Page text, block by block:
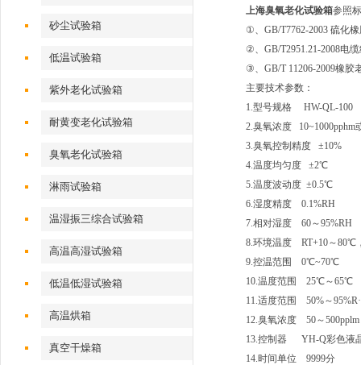
砂尘试验箱
低温试验箱
紫外老化试验箱
耐黄变老化试验箱
臭氧老化试验箱
淋雨试验箱
温湿振三综合试验箱
高温高湿试验箱
低温低湿试验箱
高温烘箱
真空干燥箱
上海臭氧老化试验箱参照
①、GB/T7762-2003 硫化
②、GB/T2951.21-2008电
③、GB/T 11206-2009橡胶
主要技术参数：
1.型号规格 HW-QL-
2.臭氧浓度 10~1000pphm
3.臭氧控制精度 ±10%
4.温度均匀度 ±2℃
5.温度波动度 ±0.5℃
6.湿度精度 0.1%RH
7.相对湿度 60～95%RH
8.环境温度 RT+10～80℃
9.控温范围 0℃~70℃
10.温度范围 25℃～65℃
11.适度范围 50%～
12.臭氧浓度 50～500pplm
13.控制器 YH-Q彩色液
14.时间单位 9999分